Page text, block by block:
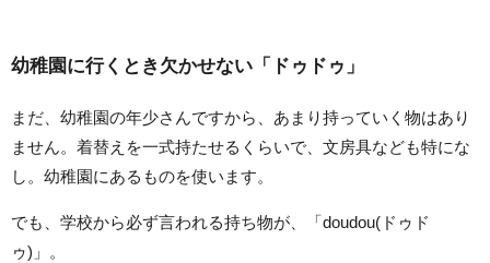
幼稚園に行くとき欠かせない「ドゥドゥ」
まだ、幼稚園の年少さんですから、あまり持っていく物はあり
ません。着替えを一式持たせるくらいで、文房具なども特にな
し。幼稚園にあるものを使います。
でも、学校から必ず言われる持ち物が、「doudou(ドゥド
ゥ)」。